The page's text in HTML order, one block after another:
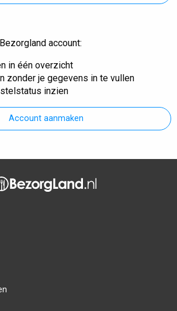
account:
in één overzicht
zonder je gegevens in te vullen
inzien
Account aanmaken